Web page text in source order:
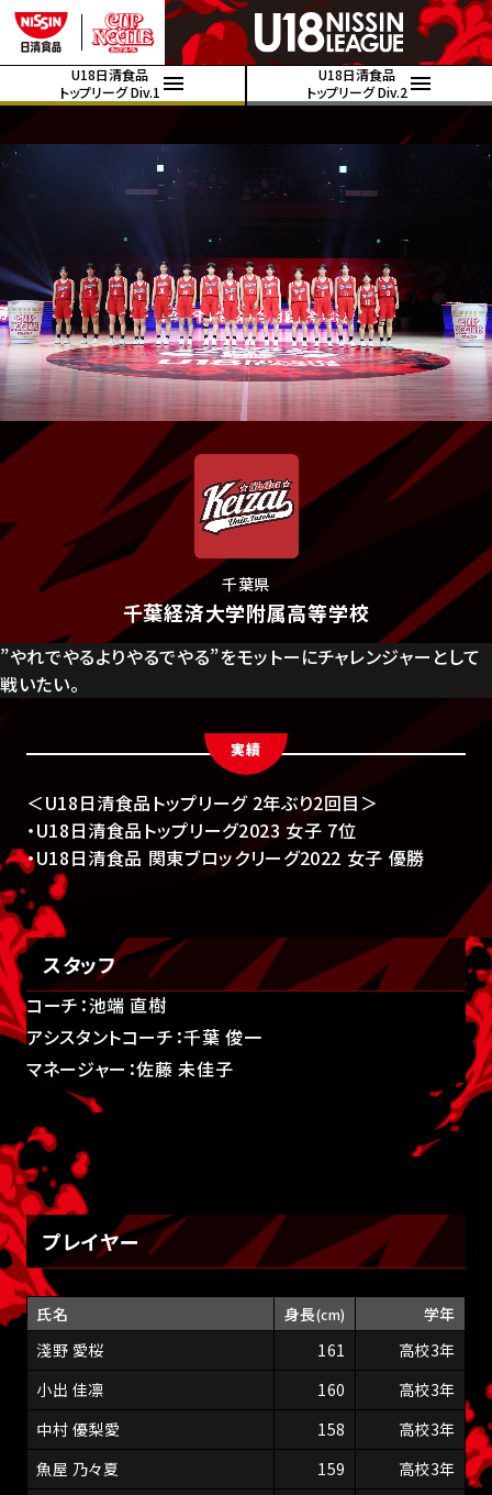
U18日清食品
トップリーグ Div.1
U18日清食品
トップリーグ Div.2
千葉県
千葉経済大学附属高等学校
”やれでやるよりやるでやる”をモットーにチャレンジャーとして
戦いたい。
実績
＜U18日清食品トップリーグ 2年ぶり2回目＞
・U18日清食品トップリーグ2023 女子 7位
・U18日清食品 関東ブロックリーグ2022 女子 優勝
スタッフ
コーチ：池端 直樹
アシスタントコーチ：千葉 俊一
マネージャー：佐藤 未佳子
プレイヤー
氏名 身長(cm)
学年
淺野 愛桜
161
高校3年
小出 佳凛
160
高校3年
中村 優梨愛
158
高校3年
魚屋 乃々夏
159
高校3年